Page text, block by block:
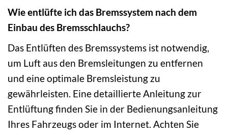
Wie entlüfte ich das Bremssystem nach dem
Einbau des Bremsschlauchs?
Das Entlüften des Bremssystems ist notwendig,
um Luft aus den Bremsleitungen zu entfernen
und eine optimale Bremsleistung zu
gewährleisten. Eine detaillierte Anleitung zur
Entlüftung finden Sie in der Bedienungsanleitung
Ihres Fahrzeugs oder im Internet. Achten Sie